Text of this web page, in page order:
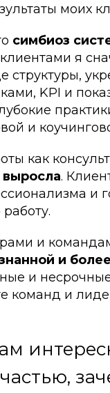
моих
симбиоз
я
структуры,
KPI и
и
как
выросла.
и
и
и
и
команд и